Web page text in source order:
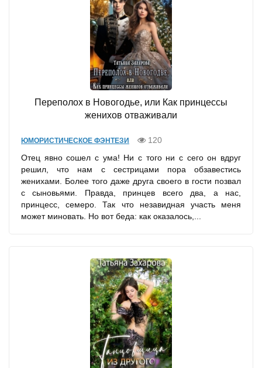
Переполох в Новогодье, или Как принцессы
женихов отваживали
ЮМОРИСТИЧЕСКОЕ ФЭНТЕЗИ
120
Отец явно сошел с ума! Ни с того ни с сего он вдруг
решил, что нам с сестрицами пора обзавестись
женихами. Более того даже друга своего в гости позвал
с сыновьями. Правда, принцев всего два, а нас,
принцесс, семеро. Так что незавидная участь меня
может миновать. Но вот беда: как оказалось,...